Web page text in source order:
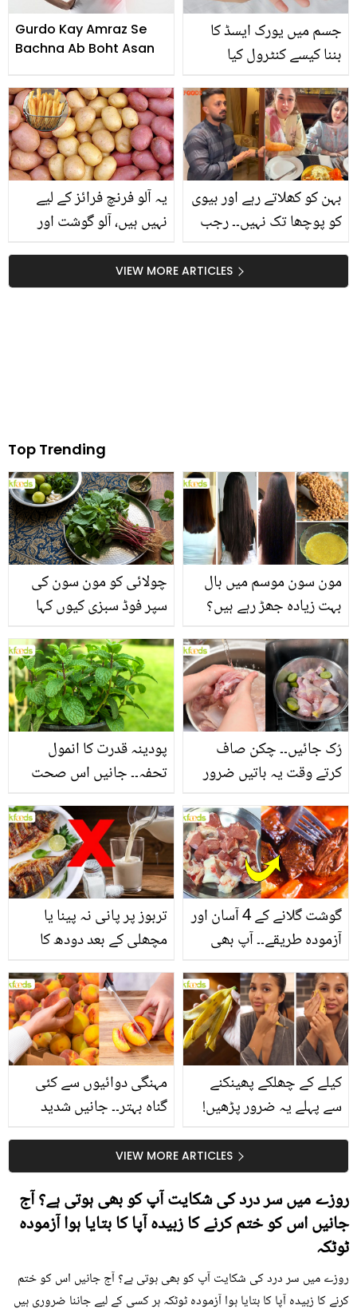
Gurdo Kay Amraz Se
Bachna Ab Boht Asan
جسم میں یورک ایسڈ کا
بننا کیسے کنٹرول کیا
یہ آلو فرنچ فرائز کے لیے
نہیں ہیں، آلو گوشت اور
کیوں ہوتے ہیں اور ان کی
پہچان کیا ہے؟
بہن کو کھلاتے رہے اور بیوی
کو پوچھا تک نہیں۔۔ رجب
صارفین کو ایک آنکھ نہ
بھایا! کھری کھری سنا دی
VIEW MORE ARTICLES
Top Trending
چولائی کو مون سون کی
سپر فوڈ سبزی کیوں کہا
منرلز اور اینٹی آکسیڈنٹس
سے بھرپور اس سبزی کے
فائدے
مون سون موسم میں بال
بہت زیادہ جھڑ رہے ہیں؟
بنانے کے چند قدرتی طریقے
پودینہ قدرت کا انمول
تحفہ۔۔ جانیں اس صحت
انگیز طبی فوائد
رُک جائیں۔۔ چکن صاف
کرتے وقت یہ باتیں ضرور
تربوز پر پانی نہ پینا یا
مچھلی کے بعد دودھ کا
سے متعلق غلط فہمیوں کی
حقیقت کیا ہے اور افواہ
کیا؟
گوشت گلانے کے 4 آسان اور
آزمودہ طریقے۔۔ آپ بھی
بتائے راز
مہنگی دوائیوں سے کئی
گناہ بہتر۔۔ جانیں شدید
کیوں کھانا چاہیے؟
کیلے کے چھلکے پھینکنے
سے پہلے یہ ضرور پڑھیں!
سستا اور قدرتی حلVIEW MORE ARTICLES
روزے میں سر درد کی شکایت آپ کو بھی ہوتی ہے؟ آج
جانیں اس کو ختم کرنے کا زبیدہ آپا کا بتایا ہوا آزمودہ
ٹوٹکہ
روزے میں سر درد کی شکایت آپ کو بھی ہوتی ہے؟ آج جانیں اس کو ختم
کرنے کا زبیدہ آپا کا بتایا ہوا آزمودہ ٹوٹکہ ہر کسی کے لیے جاننا ضروری ہیں